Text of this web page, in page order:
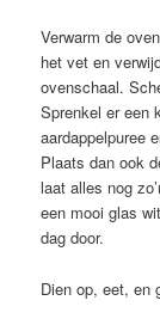
Verwarm de
het vet en
ovenschaal.
Sprenkel er een
aardappelpuree
Plaats dan ook
laat alles nog
een mooi glas
dag door.
Dien op, eet, en